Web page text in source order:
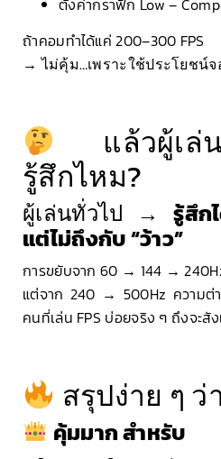
ตั้งค่ากราฟิก Low –
ถ้าคอมทำได้แค่ 200–300 FPS
→ไม่คุ้ม…เพราะใช้ประโยชน์จ
แล้วผู้เล่น
รู้สึกไหม?
ผู้เล่นทั่วไป →รู้สึก
แต่ไม่ถึงกับ “ว้าว”
การขยับจาก 60 → 144 →
แต่จาก 240 → 500Hz ความต่า
คนที่เล่น FPS บ่อยจริง ๆ ถึงจะสั
สรุปง่าย ๆ ว่
คุ้มมาก สำหรับ